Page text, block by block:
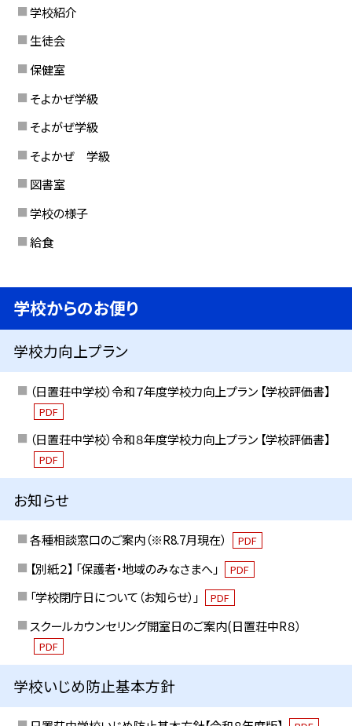
学校紹介
生徒会
保健室
そよかぜ学級
そよがぜ学級
そよかぜ 学級
図書室
学校の様子
給食
学校からのお便り
学校力向上プラン
（日置荘中学校）令和７年度学校力向上プラン 【学校評価書】
PDF
（日置荘中学校）令和８年度学校力向上プラン 【学校評価書】
PDF
お知らせ
各種相談窓口のご案内（※R8.7月現在） PDF
【別紙２】 「保護者・地域のみなさまへ」 PDF
「学校閉庁日について（お知らせ）」 PDF
スクールカウンセリング開室日のご案内(日置荘中R８）
PDF
学校いじめ防止基本方針